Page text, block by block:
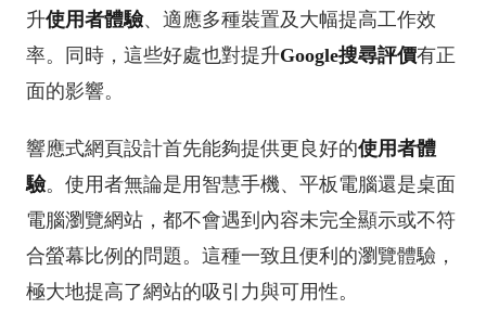
升使用者體驗、適應多種裝置及大幅提高工作效
率。同時，這些好處也對提升Google搜尋評價有正
面的影響。
響應式網頁設計首先能夠提供更良好的使用者體
驗。使用者無論是用智慧手機、平板電腦還是桌面
電腦瀏覽網站，都不會遇到內容未完全顯示或不符
合螢幕比例的問題。這種一致且便利的瀏覽體驗，
極大地提高了網站的吸引力與可用性。